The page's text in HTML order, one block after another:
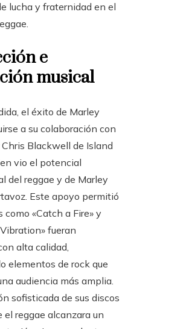
lucha y fraternidad en el
e
musical
el éxito de Marley
a su colaboración con
Blackwell de Island
vio el potencial
del reggae y de Marley
Este apoyo permitió
como «Catch a Fire» y
fueran
alta calidad,
elementos de rock que
audiencia más amplia.
sofisticada de sus discos
el reggae alcanzara un